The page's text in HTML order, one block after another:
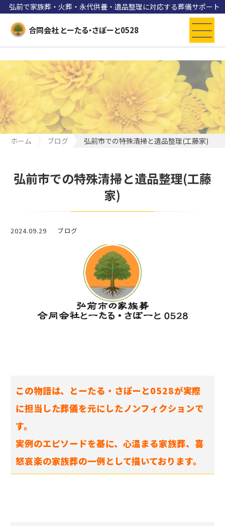
弘前で家族葬・火葬・永代供養・遺品整理に対応する葬儀サポート
合同会社 とーたる・さぽーと0528
ホーム ブログ 弘前市での特殊清掃と遺品整理(工藤家)
弘前市での特殊清掃と遺品整理(工藤
家)
2024.09.29 ブログ
この物語は、とーたる・さぽーと0528が実際
に担当した葬儀を元にしたノンフィクションで
す。
実例のエピソードを基に、心温まる家族葬、喜
怒哀楽の家族葬の一例として描いております。